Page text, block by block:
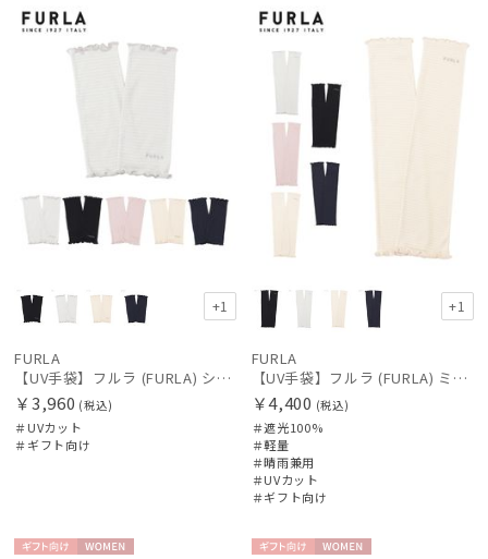
向け
N
+1
FURLA
【UV手袋】フルラ (FURLA) ショート ＵＶ手袋 フリル 指無し
￥3,960 (税込)
＃UVカット
＃ギフト向け
向け
N
+1
FURLA
【UV手袋】フルラ (FURLA) ミディアム ＵＶ手袋 フリル 指無し
￥4,400 (税込)
＃遮光100%
＃軽量
＃晴雨兼用
＃UVカット
＃ギフト向け